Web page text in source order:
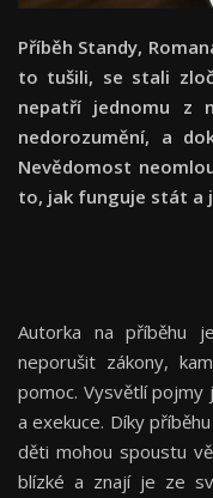
Příběh Standy,
to tušili, se stali
nepatří jednomu z
nedorozumění, a
Nevědomost
to, jak funguje stát a
Autorka na příběhu
neporušit zákony,
pomoc. Vysvětlí
a exekuce. Díky
děti mohou spoustu
blízké a znají je ze